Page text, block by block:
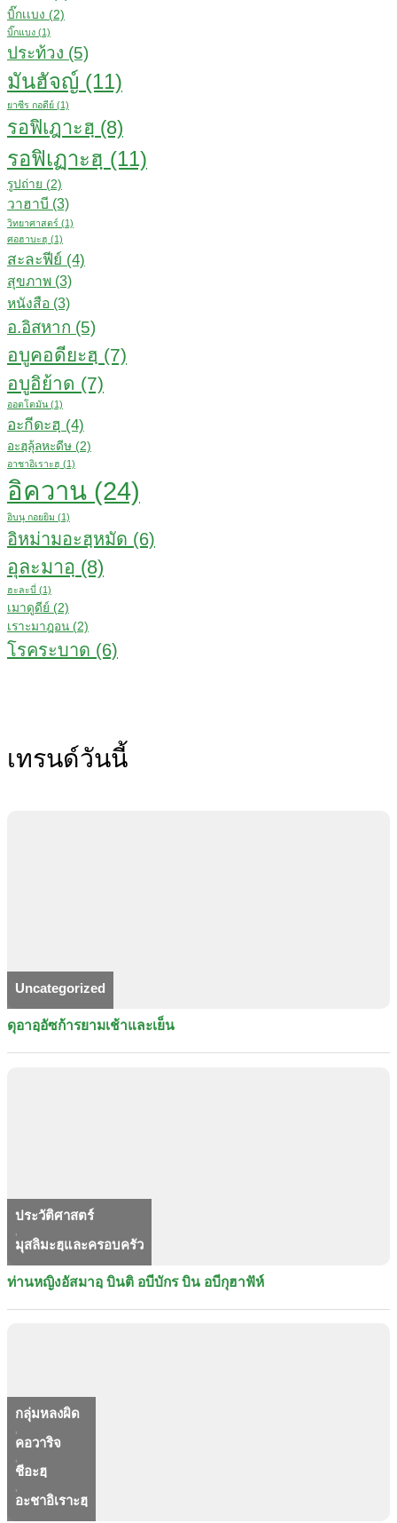
บิ๊กเเบง (2)
บิ๊กแบง (1)
ประท้วง (5)
มันฮัจญ์ (11)
ยาซีร กอดีย์ (1)
รอฟิเฎาะฮฺ (8)
รอฟิเฏาะฮฺ (11)
รูปถ่าย (2)
วาฮาบี (3)
วิทยาศาสตร์ (1)
ศอฮาบะฮฺ (1)
สะละฟีย์ (4)
สุขภาพ (3)
หนังสือ (3)
อ.อิสหาก (5)
อบูคอดียะฮฺ (7)
อบูอิย้าด (7)
ออตโตมัน (1)
อะกีดะฮฺ (4)
อะฮฺลุ้ลหะดีษ (2)
อาชาอิเราะฮฺ (1)
อิควาน (24)
อิบนุ กอยยิม (1)
อิหม่ามอะฮฺหมัด (6)
อุละมาอฺ (8)
ฮะละบี่ (1)
เมาดูดีย์ (2)
เราะมาฎอน (2)
โรคระบาด (6)
เทรนด์วันนี้
Uncategorized
ดุอาอฺอัซก้ารยามเช้าและเย็น
ประวัติศาสตร์
มุสลิมะฮฺและครอบครัว
ท่านหญิงอัสมาอฺ บินติ อบีบักร บิน อบีกุฮาฟัห์
กลุ่มหลงผิด
คอวาริจ
,
ชีอะฮฺ
,
อะชาอิเราะฮฺ